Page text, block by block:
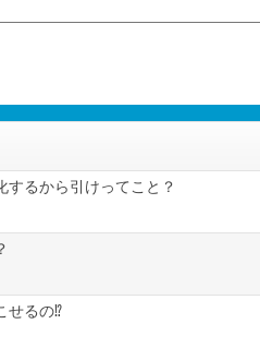
するから引けってこと？
せるの⁉